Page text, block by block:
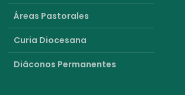
Áreas Pastorales
Curia Diocesana
Diáconos Permanentes